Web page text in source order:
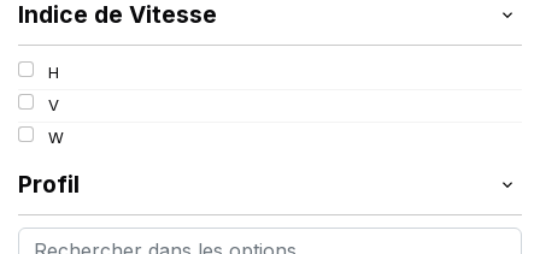
Indice de Vitesse
H
V
W
Profil